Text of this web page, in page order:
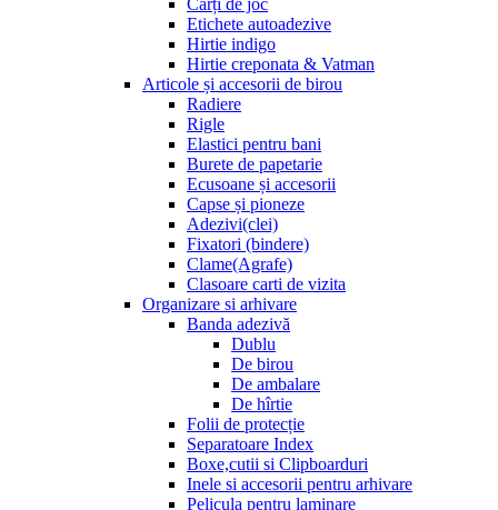
Cărți de joc
Etichete autoadezive
Hirtie indigo
Hirtie creponata & Vatman
Articole și accesorii de birou
Radiere
Rigle
Elastici pentru bani
Burete de papetarie
Ecusoane și accesorii
Capse și pioneze
Adezivi(clei)
Fixatori (bindere)
Clame(Agrafe)
Clasoare carti de vizita
Organizare si arhivare
Banda adezivă
Dublu
De birou
De ambalare
De hîrtie
Folii de protecție
Separatoare Index
Boxe,cutii si Clipboarduri
Inele si accesorii pentru arhivare
Pelicula pentru laminare